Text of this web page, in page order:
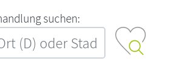
‍s‍u‍c‍h‍e‍n‍:‍